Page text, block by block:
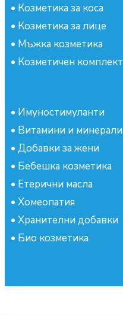
• Козметика за коса
• Козметика за лице
• Мъжка козметика
• Козметичен комплект
• Имуностимуланти
• Витамини и минерали
• Добавки за жени
• Бебешка козметика
• Етерични масла
• Хомеопатия
• Хранителни добавки
• Био козметика